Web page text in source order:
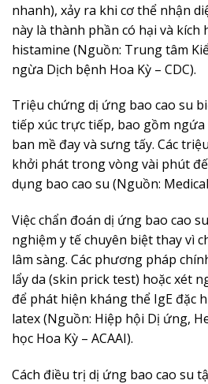
nhanh), xảy ra khi cơ thể nhận
này là thành phần có hại và
histamine (Nguồn: Trung tâm
ngừa Dịch bệnh Hoa Kỳ – CDC).
Triệu chứng dị ứng bao cao su
tiếp xúc trực tiếp, bao gồm
ban mề đay và sưng tấy. Các
khởi phát trong vòng vài phút
dụng bao cao su (Nguồn:
Việc chẩn đoán dị ứng bao cao
nghiệm y tế chuyên biệt thay vì
lâm sàng. Các phương pháp
lẩy da (skin prick test) hoặc xét
để phát hiện kháng thể IgE đặc
latex (Nguồn: Hiệp hội Dị ứng,
học Hoa Kỳ – ACAAI).
Cách điều trị dị ứng bao cao su